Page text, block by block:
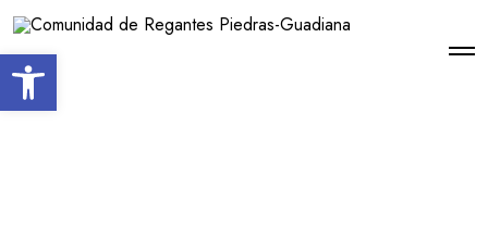
Open toolbar